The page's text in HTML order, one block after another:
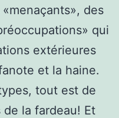
des
qui
extérieures
et la haine.
tout est de
de la fardeau! Et